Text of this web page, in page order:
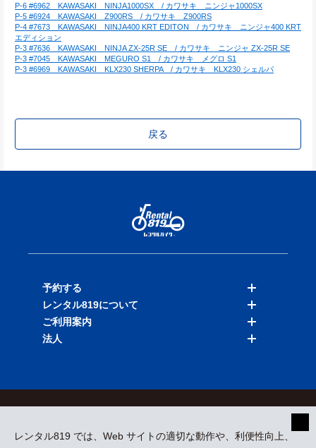
P-6 #6962　KAWASAKI　NINJA1000SX　/ カワサキ　ニンジャ1000SX
P-5 #6924　KAWASAKI　Z900RS　/ カワサキ　Z900RS
P-4 #7673　KAWASAKI　NINJA400 KRT EDITON　/ カワサキ　ニンジャ400 KRT
エディション
P-3 #7636　KAWASAKI　NINJA ZX-25R SE　/ カワサキ　ニンジャ ZX-25R SE
P-3 #7045　KAWASAKI　MEGURO S1　/ カワサキ　メグロ S1
P-3 #6969　KAWASAKI　KLX230 SHERPA　/ カワサキ　KLX230 シェルパ
戻る
レンタル819 では、Web サイトの適切な動作や、利便性向上、
予約する
バイクを探す
店舗を探す
レンタル819について
料金表
ご利用案内
法人
採用情報
プレスリリース